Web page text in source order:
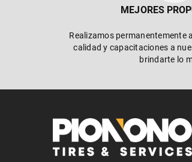
MEJORES
Realizamos permanentemente
calidad y capacitaciones a
brindarte lo